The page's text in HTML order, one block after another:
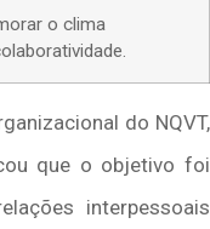
o clima
do NQVT,
que o objetivo foi
interpessoais